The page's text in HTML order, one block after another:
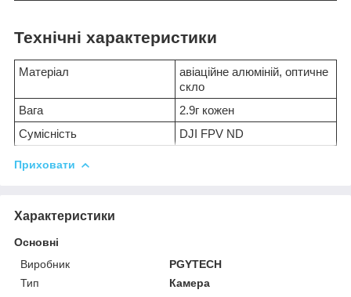
Технічні характеристики
Матеріал
авіаційне алюміній, оптичне
скло
Вага
2.9г кожен
Сумісність
DJI FPV ND
Приховати
Характеристики
Основні
Виробник
PGYTECH
Тип
Камера